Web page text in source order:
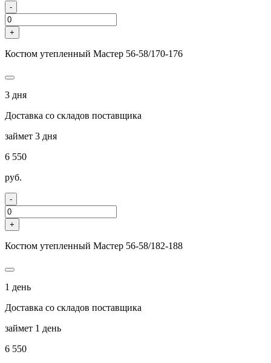
-
+
Костюм утепленный Мастер 56-58/170-176
3 дня
Доставка со складов поставщика
займет 3 дня
6 550
руб.
-
+
Костюм утепленный Мастер 56-58/182-188
1 день
Доставка со складов поставщика
займет 1 день
6 550